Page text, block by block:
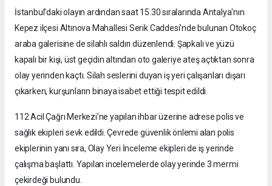
İstanbul'daki olayın ardından saat 15.30 sıralarında Antalya'nın
Kepez ilçesi Altınova Mahallesi Serik Caddesi'nde bulunan Otokoç
araba galerisine de silahlı saldırı düzenlendi. Şapkalı ve yüzü
kapalı bir kişi, üst geçidin altından oto galeriye ateş açtıktan sonra
olay yerinden kaçtı. Silah seslerini duyan iş yeri çalışanları dışarı
çıkarken, kurşunların binaya isabet ettiği tespit edildi.
112 Acil Çağrı Merkezi'ne yapılan ihbar üzerine adrese polis ve
sağlık ekipleri sevk edildi. Çevrede güvenlik önlemi alan polis
ekiplerinin yanı sıra, Olay Yeri İnceleme ekipleri de iş yerinde
çalışma başlattı. Yapılan incelemelerde olay yerinde 3 mermi
çekirdeği bulundu.